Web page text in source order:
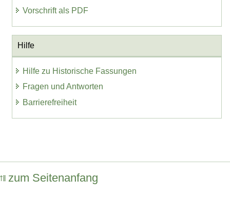
Vorschrift als PDF
Hilfe
Hilfe zu Historische Fassungen
Fragen und Antworten
Barrierefreiheit
zum Seitenanfang